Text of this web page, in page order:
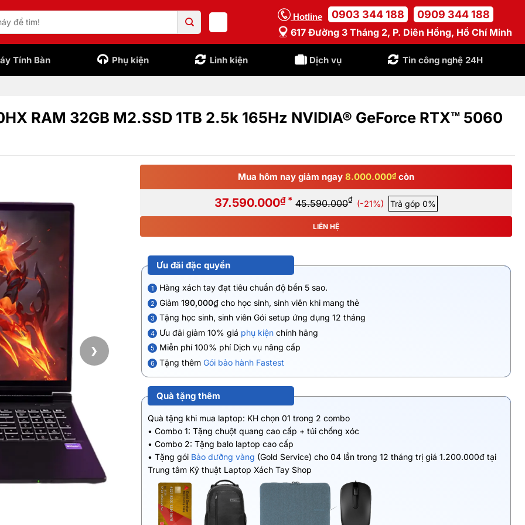
Hotline 0903 344 188 0909 344 188
617 Đường 3 Tháng 2, P. Diên Hồng, Hồ Chí Minh
Tính Bàn Phụ kiện Linh kiện Dịch vụ Tin công nghệ 24H
RAM 32GB M2.SSD 1TB 2.5k 165Hz NVIDIA® GeForce RTX™ 5060
❯
Mua hôm nay giảm ngay 8.000.000₫ còn
37.590.000₫ * 45.590.000₫ (-21%) Trả góp 0%
LIÊN HỆ
Ưu đãi đặc quyền
1 Hàng xách tay đạt tiêu chuẩn độ bền 5 sao.
2 Giảm 190,000₫ cho học sinh, sinh viên khi mang thẻ
3 Tặng học sinh, sinh viên Gói setup ứng dụng 12 tháng
4 Ưu đãi giảm 10% giá phụ kiện chính hãng
5 Miễn phí 100% phí Dịch vụ nâng cấp
6 Tặng thêm Gói bảo hành Fastest
Quà tặng thêm
Quà tặng khi mua laptop: KH chọn 01 trong 2 combo
• Combo 1: Tặng chuột quang cao cấp + túi chống xóc
• Combo 2: Tặng balo laptop cao cấp
• Tặng gói Bảo dưỡng vàng (Gold Service) cho 04 lần trong 12 tháng trị giá 1.200.000đ tại
Trung tâm Kỹ thuật Laptop Xách Tay Shop